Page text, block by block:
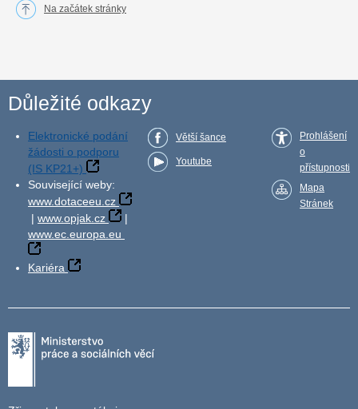
Na začátek stránky
Důležité odkazy
Elektronické podání
žádosti o podporu
(IS KP21+)
Související weby:
www.dotaceeu.cz
| www.opjak.cz
|
www.ec.europa.eu
Kariéra
Větší šance
Youtube
Prohlášení
o
přístupnosti
Mapa
Stránek